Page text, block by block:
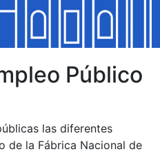
Público
las diferentes
de la Fábrica Nacional de